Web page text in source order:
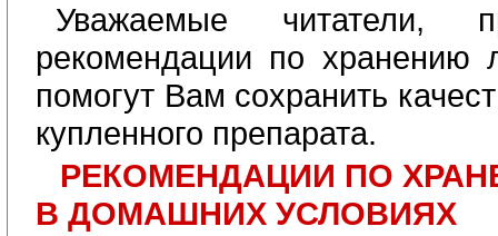
Уважаемые читатели,
рекомендации по хранению
помогут Вам сохранить
купленного препарата.
РЕКОМЕНДАЦИИ ПО
В ДОМАШНИХ УСЛОВИЯХ